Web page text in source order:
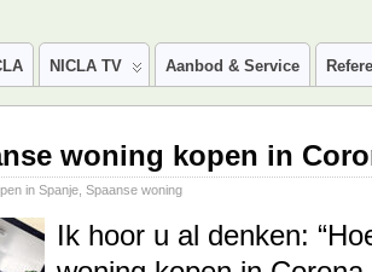
NICLA TV Aanbod & Service
woning kopen in
in Spanje Spaanse woning
Ik hoor u al denken: